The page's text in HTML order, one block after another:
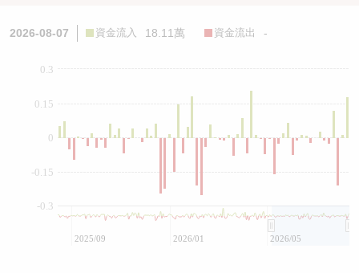
2026-08-07 資金流入 18.11萬 資金流出 -
-0.3
0
0.3
-0.15
0.15
2025/09 2026/01 2026/05